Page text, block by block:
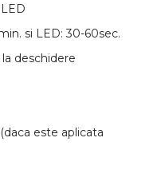
si LED: 30-60sec.
deschidere
este aplicata